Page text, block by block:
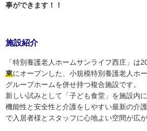
事ができます！！
施設紹介
「特別養護老人ホームサンライフ西庄」は
東にオープンした、小規模特別養護老人ホ
グループホームを併せ持つ複合施設です。
新しい試みとして「子ども食堂」を施設内
機能性と安全性と介護をしやすい最新の介
で入居者様とスタッフに心地よい空間が広が